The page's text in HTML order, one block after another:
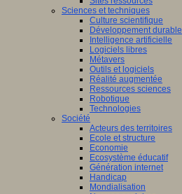
Sciences et techniques
Culture scientifique
Développement durable
Intelligence artificielle
Logiciels libres
Métavers
Outils et logiciels
Réalité augmentée
Ressources sciences
Robotique
Technologies
Société
Acteurs des territoires
Ecole et structure
Economie
Ecosystème éducatif
Génération internet
Handicap
Mondialisation